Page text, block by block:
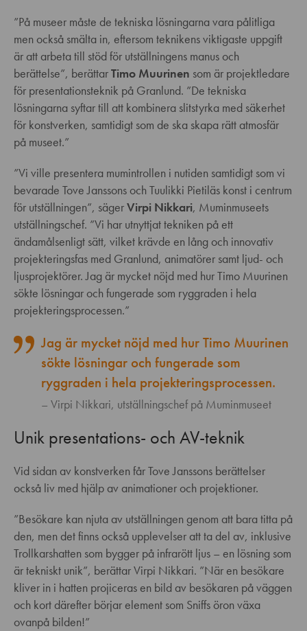
”På museer måste de tekniska lösningarna vara pålitliga
men också smälta in, eftersom teknikens viktigaste uppgift
är att arbeta till stöd för utställningens manus och
berättelse”, berättarTimo Muurinen som är projektledare
för presentationsteknik på Granlund. ”De tekniska
lösningarna syftar till att kombinera slitstyrka med säkerhet
för konstverken, samtidigt som de ska skapa rätt atmosfär
på museet.”
”Vi ville presentera mumintrollen i nutiden samtidigt som vi
bevarade Tove Janssons och Tuulikki Pietiläs konst i centrum
för utställningen”, sägerVirpi Nikkari, Muminmuseets
utställningschef. ”Vi har utnyttjat tekniken på ett
ändamålsenligt sätt, vilket krävde en lång och innovativ
projekteringsfas med Granlund, animatörer samt ljud- och
ljusprojektörer. Jag är mycket nöjd med hur Timo Muurinen
sökte lösningar och fungerade som ryggraden i hela
projekteringsprocessen.”
Jag är mycket nöjd med hur Timo Muurinen
sökte lösningar och fungerade som
ryggraden i hela projekteringsprocessen.
Virpi Nikkari, utställningschef på Muminmuseet
Unik presentations- och AV-teknik
Vid sidan av konstverken får Tove Janssons berättelser
också liv med hjälp av animationer och projektioner.
”Besökare kan njuta av utställningen genom att bara titta på
den, men det finns också upplevelser att ta del av, inklusive
Trollkarshatten som bygger på infrarött ljus – en lösning som
är tekniskt unik”, berättar Virpi Nikkari. ”När en besökare
kliver in i hatten projiceras en bild av besökaren på väggen
och kort därefter börjar element som Sniffs öron växa
ovanpå bilden!”